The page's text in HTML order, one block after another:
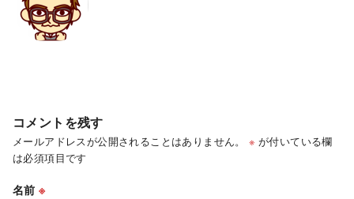
コメントを残す
メールアドレスが公開されることはありません。 ※ が付いている欄
は必須項目です
名前※